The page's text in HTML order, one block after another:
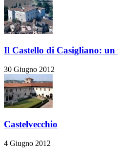
Il Castello di Casigliano:
30 Giugno 2012
Castelvecchio
4 Giugno 2012